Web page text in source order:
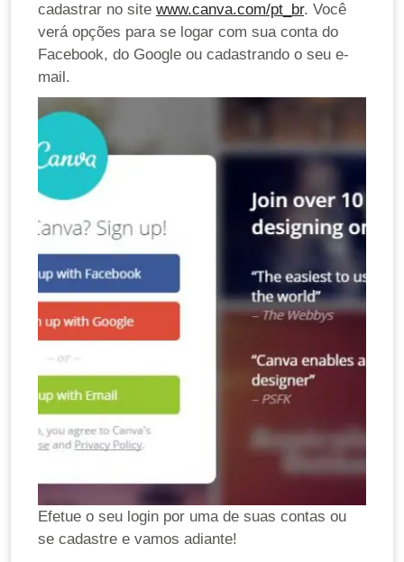
cadastrar no site www.canva.com/pt_br. Você
verá opções para se logar com sua conta do
Facebook, do Google ou cadastrando o seu e-
mail.
Efetue o seu login por uma de suas contas ou
se cadastre e vamos adiante!